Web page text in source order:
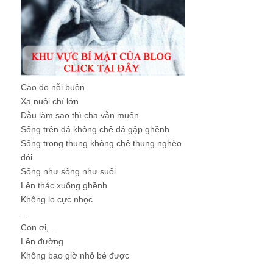
Cao đo nỗi buồn
Xa nuôi chí lớn
Dẫu làm sao thì cha vẫn muốn
Sống trên đá không chê đá gập ghềnh
Sống trong thung không chê thung nghèo
đói
Sống như sông như suối
Lên thác xuống ghềnh
Không lo cực nhọc
...
Con ơi, ...
Lên đường
Không bao giờ nhỏ bé được